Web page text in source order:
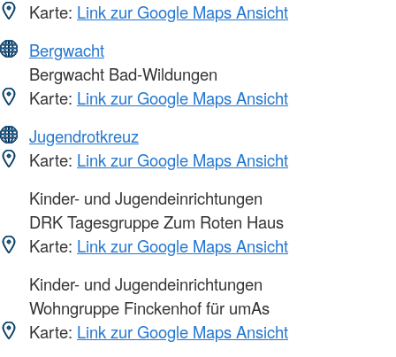
Karte: Link zur Google Maps Ansicht
Bergwacht
Bergwacht Bad-Wildungen
Karte: Link zur Google Maps Ansicht
Jugendrotkreuz
Karte: Link zur Google Maps Ansicht
Kinder- und Jugendeinrichtungen
DRK Tagesgruppe Zum Roten Haus
Karte: Link zur Google Maps Ansicht
Kinder- und Jugendeinrichtungen
Wohngruppe Finckenhof für umAs
Karte: Link zur Google Maps Ansicht